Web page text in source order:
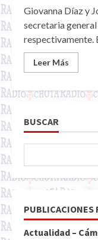
Giovanna Díaz y
secretaria
respectivamente.
Leer Más
BUSCAR
PUBLICACIONES
Actualidad –